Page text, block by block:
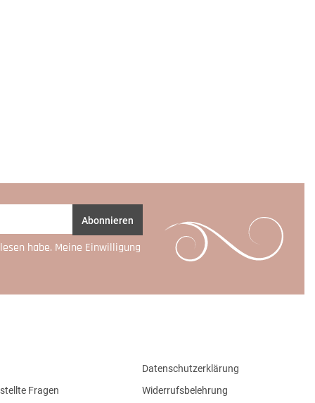
Abonnieren
habe. Meine Einwilligung
Fragen
Datenschutzerklärung
Widerrufsbelehrung